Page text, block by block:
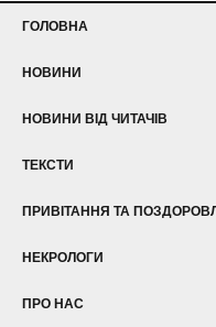
ГОЛОВНА
НОВИНИ
НОВИНИ ВІД ЧИТАЧІВ
ТЕКСТИ
ПРИВІТАННЯ ТА
НЕКРОЛОГИ
ПРО НАС